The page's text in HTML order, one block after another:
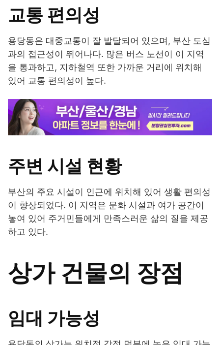
교통 편의성
용당동은 대중교통이 잘 발달되어 있으며, 부산 도심
과의 접근성이 뛰어나다. 많은 버스 노선이 이 지역
을 통과하고, 지하철역 또한 가까운 거리에 위치해
있어 교통 편의성이 높다.
주변 시설 현황
부산의 주요 시설이 인근에 위치해 있어 생활 편의성
이 향상되었다. 이 지역은 문화 시설과 여가 공간이
놓여 있어 주거민들에게 만족스러운 삶의 질을 제공
하고 있다.
상가 건물의 장점
임대 가능성